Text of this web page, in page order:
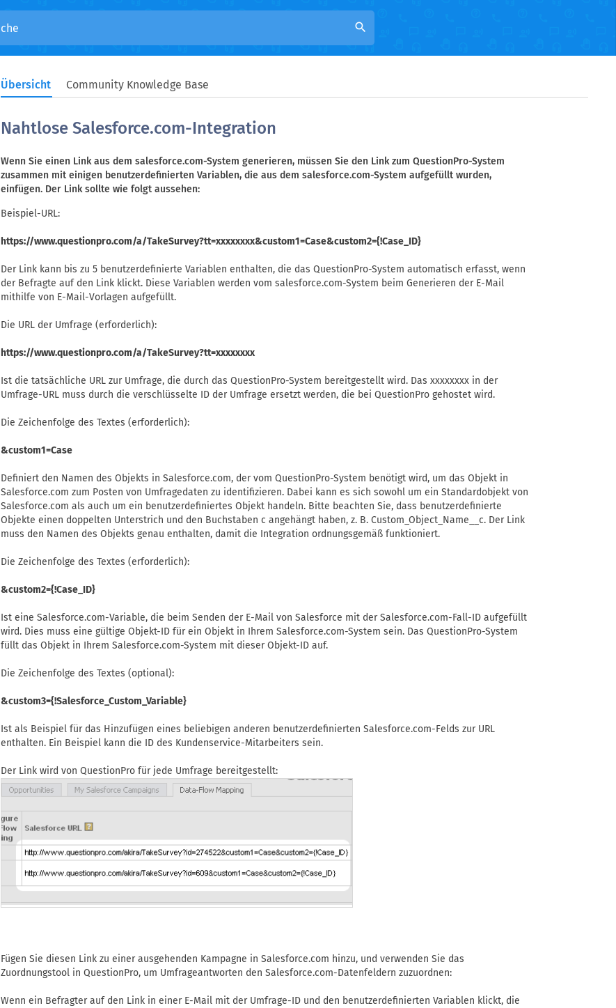
search
Übersicht Community Knowledge Base
Nahtlose Salesforce.com-Integration
Wenn Sie einen Link aus dem salesforce.com-System generieren, müssen Sie den Link zum QuestionPro-System
zusammen mit einigen benutzerdefinierten Variablen, die aus dem salesforce.com-System aufgefüllt wurden,
einfügen. Der Link sollte wie folgt aussehen:
Beispiel-URL:
https://www.questionpro.com/a/TakeSurvey?tt=xxxxxxxx&custom1=Case&custom2={!Case_ID}
Der Link kann bis zu 5 benutzerdefinierte Variablen enthalten, die das QuestionPro-System automatisch erfasst, wenn
der Befragte auf den Link klickt. Diese Variablen werden vom salesforce.com-System beim Generieren der E-Mail
mithilfe von E-Mail-Vorlagen aufgefüllt.
Die URL der Umfrage (erforderlich):
https://www.questionpro.com/a/TakeSurvey?tt=xxxxxxxx
Ist die tatsächliche URL zur Umfrage, die durch das QuestionPro-System bereitgestellt wird. Das xxxxxxxx in der
Umfrage-URL muss durch die verschlüsselte ID der Umfrage ersetzt werden, die bei QuestionPro gehostet wird.
Die Zeichenfolge des Textes (erforderlich):
&custom1=Case
Definiert den Namen des Objekts in Salesforce.com, der vom QuestionPro-System benötigt wird, um das Objekt in
Salesforce.com zum Posten von Umfragedaten zu identifizieren. Dabei kann es sich sowohl um ein Standardobjekt von
Salesforce.com als auch um ein benutzerdefiniertes Objekt handeln. Bitte beachten Sie, dass benutzerdefinierte
Objekte einen doppelten Unterstrich und den Buchstaben c angehängt haben, z. B. Custom_Object_Name__c. Der Link
muss den Namen des Objekts genau enthalten, damit die Integration ordnungsgemäß funktioniert.
Die Zeichenfolge des Textes (erforderlich):
&custom2={!Case_ID}
Ist eine Salesforce.com-Variable, die beim Senden der E-Mail von Salesforce mit der Salesforce.com-Fall-ID aufgefüllt
wird. Dies muss eine gültige Objekt-ID für ein Objekt in Ihrem Salesforce.com-System sein. Das QuestionPro-System
füllt das Objekt in Ihrem Salesforce.com-System mit dieser Objekt-ID auf.
Die Zeichenfolge des Textes (optional):
&custom3={!Salesforce_Custom_Variable}
Ist als Beispiel für das Hinzufügen eines beliebigen anderen benutzerdefinierten Salesforce.com-Felds zur URL
enthalten. Ein Beispiel kann die ID des Kundenservice-Mitarbeiters sein.
Der Link wird von QuestionPro für jede Umfrage bereitgestellt:
Fügen Sie diesen Link zu einer ausgehenden Kampagne in Salesforce.com hinzu, und verwenden Sie das
Zuordnungstool in QuestionPro, um Umfrageantworten den Salesforce.com-Datenfeldern zuzuordnen:
Wenn ein Befragter auf den Link in einer E-Mail mit der Umfrage-ID und den benutzerdefinierten Variablen klickt, die